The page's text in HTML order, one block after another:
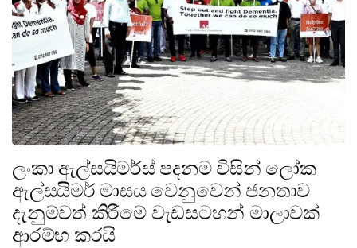
ලංකා ඇල්සයිමර්ස් පදනම විසින් ලෝක
ඇල්සයිමර් මාසය වෙනුවෙන් ජනතාව
දැනුම්වත් කිරීමේ වැඩසටහන් මාලාවක්
ආරම්භ කරයි